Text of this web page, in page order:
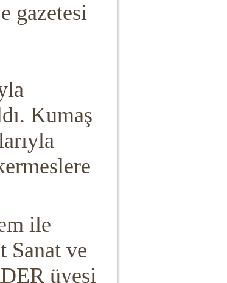
gazetesi
Kumaş
ile
Sanat ve
üyesi